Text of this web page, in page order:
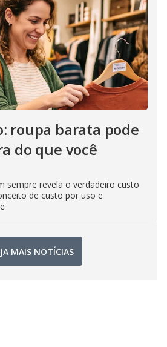
roupa barata pode
do que você
sempre revela o verdadeiro custo
de custo por uso e
MAIS NOTÍCIAS